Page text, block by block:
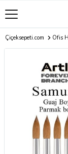
Çiçeksepeti.com Ofis